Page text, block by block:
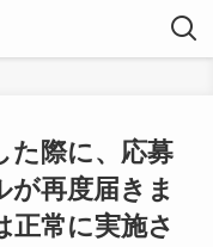
た際に、応募
が再度届きま
正常に実施さ